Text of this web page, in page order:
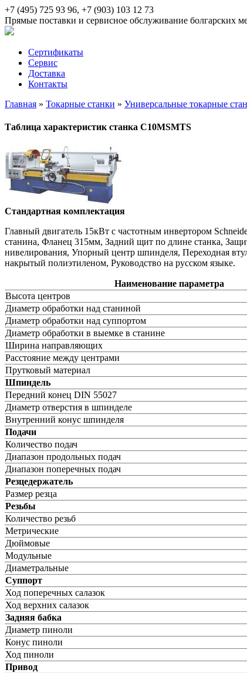
+7 (495) 725 93 96, +7 (903) 103 12 73
Прямые поставки и сервисное обслуживание болгарских
Сертификаты
Сервис
Доставка
Контакты
Главная » Токарные станки » Универсальные токарные
Таблица характеристик станка C10MSMTS
Стандартная комплектация
Главный двигатель 15кВт с частотным инвертором
станина, Фланец 315мм, Задний щит по длине станка,
нивелирования, Упорный центр шпинделя, Переходная
накрытый полиэтиленом, Руководство на русском языке.
Наименование параметра
Высота центров
Диаметр обработки над станиной
Диаметр обработки над суппортом
Диаметр обработки в выемке в станине
Ширина направляющих
Расстояние между центрами
Прутковый материал
Шпиндель
Передний конец DIN 55027
Диаметр отверстия в шпинделе
Внутренний конус шпинделя
Подачи
Количество подач
Диапазон продольных подач
Диапазон поперечных подач
Резцедержатель
Размер резца
Резьбы
Количество резьб
Метрические
Дюймовые
Модульные
Диаметральные
Суппорт
Ход поперечных салазок
Ход верхних салазок
Задняя бабка
Диаметр пиноли
Конус пиноли
Ход пиноли
Привод